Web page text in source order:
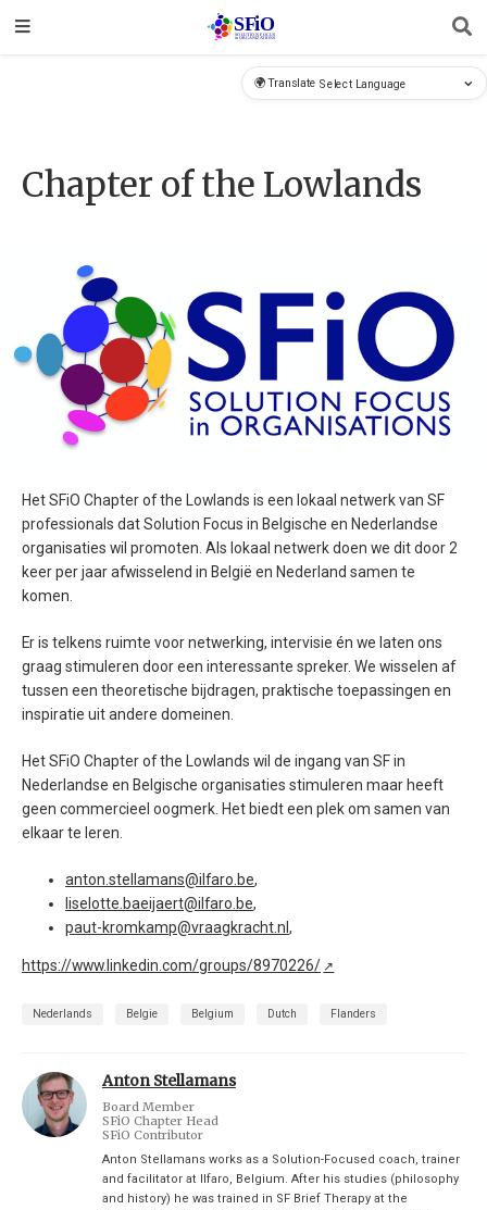
🌍 Translate
Chapter of the Lowlands
Het SFiO Chapter of the Lowlands is een lokaal netwerk van SF
professionals dat Solution Focus in Belgische en Nederlandse
organisaties wil promoten. Als lokaal netwerk doen we dit door 2
keer per jaar afwisselend in België en Nederland samen te
komen.
Er is telkens ruimte voor netwerking, intervisie én we laten ons
graag stimuleren door een interessante spreker. We wisselen af
tussen een theoretische bijdragen, praktische toepassingen en
inspiratie uit andere domeinen.
Het SFiO Chapter of the Lowlands wil de ingang van SF in
Nederlandse en Belgische organisaties stimuleren maar heeft
geen commercieel oogmerk. Het biedt een plek om samen van
elkaar te leren.
anton.stellamans@ilfaro.be,
liselotte.baeijaert@ilfaro.be,
paut-kromkamp@vraagkracht.nl ,
https://www.linkedin.com/groups/8970226/ ↗
Nederlands Belgie Belgium Dutch Flanders
Anton Stellamans
Board Member
SFiO Chapter Head
SFiO Contributor
Anton Stellamans works as a Solution-Focused coach, trainer
and facilitator at Ilfaro, Belgium. After his studies (philosophy
and history) he was trained in SF Brief Therapy at the